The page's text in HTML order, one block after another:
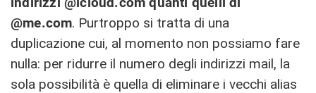
@me.com. Purtroppo si tratta di una
duplicazione cui, al momento non possiamo fare
nulla: per ridurre il numero degli indirizzi mail, la
sola possibilità è quella di eliminare i vecchi alias